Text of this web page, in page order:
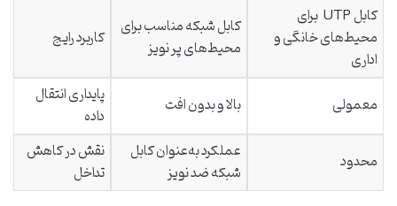
کابل UTP برای
محیط‌های خانگی و
اداری
کابل شبکه مناسب برای
محیط‌های پر نویز کاربرد رایج
معمولی بالا و بدون افت پایداری انتقال
داده
محدود
عملکرد به‌عنوان کابل
شبکه ضد نویز
نقش در کاهش
تداخل